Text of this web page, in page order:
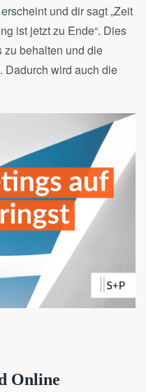
und dir sagt „Zeit
ist jetzt zu Ende“. Dies
zu behalten und die
Dadurch wird auch die
Online